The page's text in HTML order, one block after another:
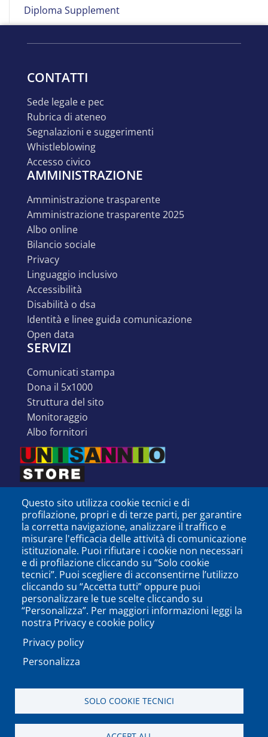
Diploma Supplement
CONTATTI
sede legale e pec
rubrica di ateneo
segnalazioni e suggerimenti
whistleblowing
accesso civico
AMMINISTRAZIONE
amministrazione trasparente
amministrazione trasparente 2025
albo online
bilancio sociale
privacy
linguaggio inclusivo
accessibilità
disabilità o dsa
identità e linee guida comunicazione
open data
SERVIZI
comunicati stampa
dona il 5x1000
struttura del sito
monitoraggio
albo fornitori
SEGUICI SU
PODCAST
Questo sito utilizza cookie tecnici e di
profilazione, propri e di terze parti, per garantire
la corretta navigazione, analizzare il traffico e
misurare l'efficacia delle attività di comunicazione
istituzionale. Puoi rifiutare i cookie non necessari
e di profilazione cliccando su “Solo cookie
tecnici”. Puoi scegliere di acconsentirne l’utilizzo
cliccando su “Accetta tutti” oppure puoi
personalizzare le tue scelte cliccando su
“Personalizza”. Per maggiori informazioni leggi la
nostra Privacy e cookie policy
Privacy policy
Personalizza
SOLO COOKIE TECNICI
Università degli Studi del Sannio di Benevento - Piazza